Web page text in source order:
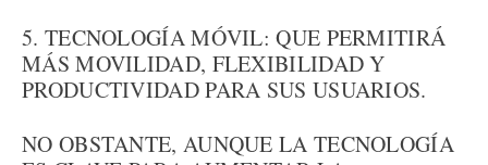
5. TECNOLOGÍA MÓVIL: QUE PERMITIRÁ
MÁS MOVILIDAD, FLEXIBILIDAD Y
PRODUCTIVIDAD PARA SUS USUARIOS.
NO OBSTANTE, AUNQUE LA TECNOLOGÍA